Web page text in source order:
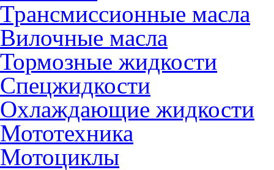
Трансмиссионные масла
Вилочные масла
Тормозные жидкости
Спецжидкости
Охлаждающие жидкости
Мототехника
Мотоциклы